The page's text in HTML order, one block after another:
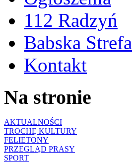
112 Radzyń
Babska Strefa
Kontakt
Na stronie
AKTUALNOŚCI
TROCHĘ KULTURY
FELIETONY
PRZEGLĄD PRASY
SPORT